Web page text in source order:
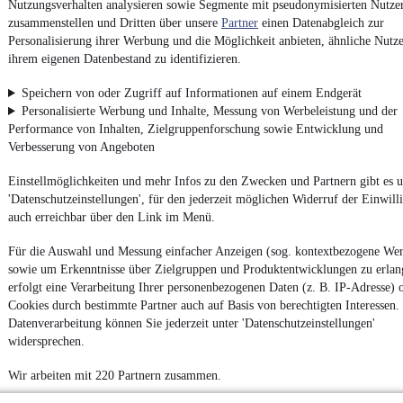
Nutzungsverhalten analysieren sowie Segmente mit pseudonymisierten
zusammenstellen und Dritten über unsere Partner einen Datenabgleich zur
Personalisierung ihrer Werbung und die Möglichkeit anbieten, ähnliche
ihrem eigenen Datenbestand zu identifizieren.
Speichern von oder Zugriff auf Informationen auf einem Endgerät
Personalisierte Werbung und Inhalte, Messung von Werbeleistung und der
Performance von Inhalten, Zielgruppenforschung sowie Entwicklung und
Verbesserung von Angeboten
Einstellmöglichkeiten und mehr Infos zu den Zwecken und Partnern gibt es
'Datenschutzeinstellungen', für den jederzeit möglichen Widerruf der
auch erreichbar über den Link im Menü.
Für die Auswahl und Messung einfacher Anzeigen (sog. kontextbezogene
sowie um Erkenntnisse über Zielgruppen und Produktentwicklungen zu
erfolgt eine Verarbeitung Ihrer personenbezogenen Daten (z. B. IP-Adresse)
Cookies durch bestimmte Partner auch auf Basis von berechtigten Interessen.
Datenverarbeitung können Sie jederzeit unter 'Datenschutzeinstellungen'
widersprechen.
Wir arbeiten mit 220 Partnern zusammen.
Noch mehr neue Autos
unterschiedlicher Marken, auch als
Leasing-Angebote, gibt es bei mobile.de